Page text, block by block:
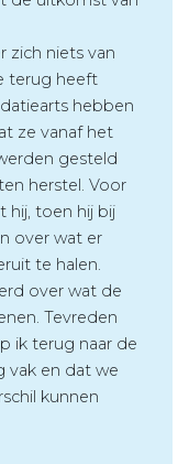
zich niets van
terug heeft
hebben
ze vanaf het
gesteld
herstel. Voor
hij, toen hij bij
over wat er
te halen.
over wat de
Tevreden
ik terug naar de
vak en dat we
kunnen